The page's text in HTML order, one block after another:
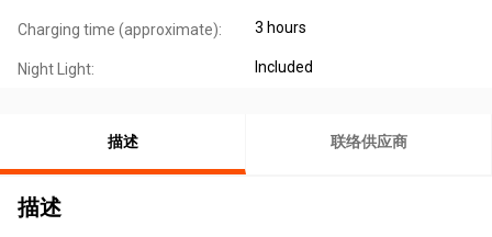
Charging time (approximate): 3 hours
Night Light: Included
描述 联络供应商
描述